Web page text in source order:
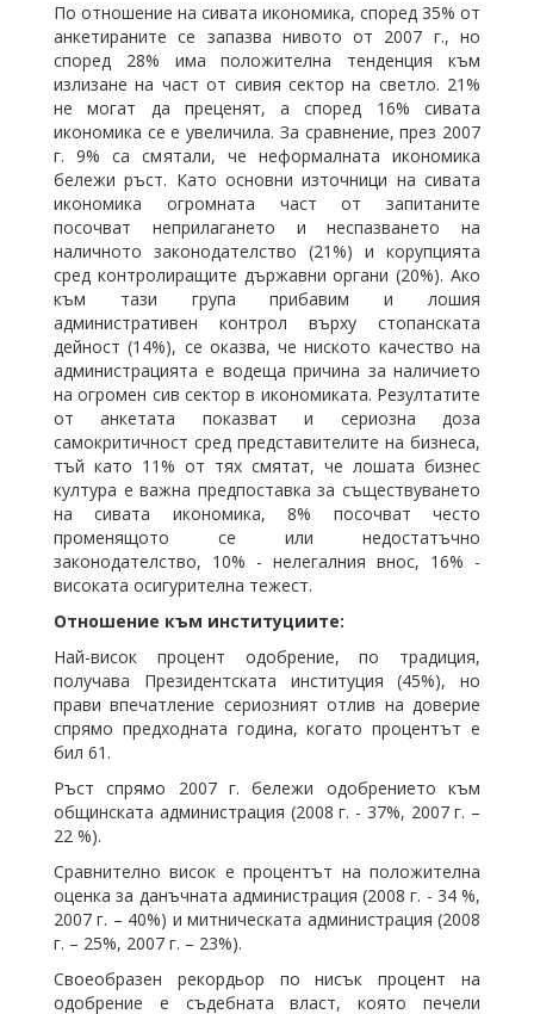
По отношение на сивата икономика, според 35% от
анкетираните се запазва нивото от 2007 г., но
според 28% има положителна тенденция към
излизане на част от сивия сектор на светло. 21%
не могат да преценят, а според 16% сивата
икономика се е увеличила. За сравнение, през 2007
г. 9% са смятали, че неформалната икономика
бележи ръст. Като основни източници на сивата
икономика огромната част от запитаните
посочват неприлагането и неспазването на
наличното законодателство (21%) и корупцията
сред контролиращите държавни органи (20%). Ако
към тази група прибавим и лошия
административен контрол върху стопанската
дейност (14%), се оказва, че ниското качество на
администрацията е водеща причина за наличието
на огромен сив сектор в икономиката. Резултатите
от анкетата показват и сериозна доза
самокритичност сред представителите на бизнеса,
тъй като 11% от тях смятат, че лошата бизнес
култура е важна предпоставка за съществуването
на сивата икономика, 8% посочват често
променящото се или недостатъчно
законодателство, 10% - нелегалния внос, 16% -
високата осигурителна тежест.
Отношение към институциите:
Най-висок процент одобрение, по традиция,
получава Президентската институция (45%), но
прави впечатление сериозният отлив на доверие
спрямо предходната година, когато процентът е
бил 61.
Ръст спрямо 2007 г. бележи одобрението към
общинската администрация (2008 г. - 37%, 2007 г. –
22 %).
Сравнително висок е процентът на положителна
оценка за данъчната администрация (2008 г. - 34 %,
2007 г. – 40%) и митническата администрация (2008
г. – 25%, 2007 г. – 23%).
Своеобразен рекордьор по нисък процент на
одобрение е съдебната власт, която печели